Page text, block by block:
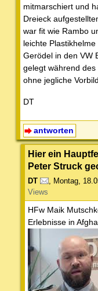
mitmarschiert und
Dreieck
war fit wie Rambo
leichte
Gerödel in den VW
gelegt während
ohne jegliche
DT
antworten
Hier ein
Peter Struck
DT , Montag,
Views
HFw Maik
Erlebnisse in